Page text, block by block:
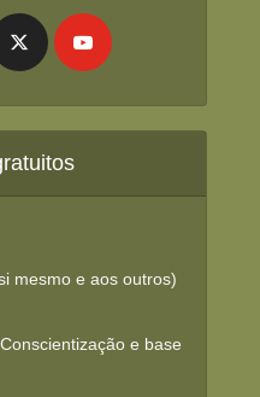
mesmo e aos outros)
e base